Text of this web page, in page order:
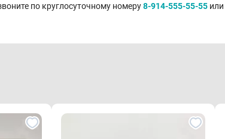
по круглосуточному номеру8-914-555-55-55 или